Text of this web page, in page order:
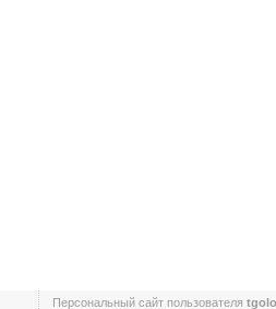
Персональный сайт пользователя